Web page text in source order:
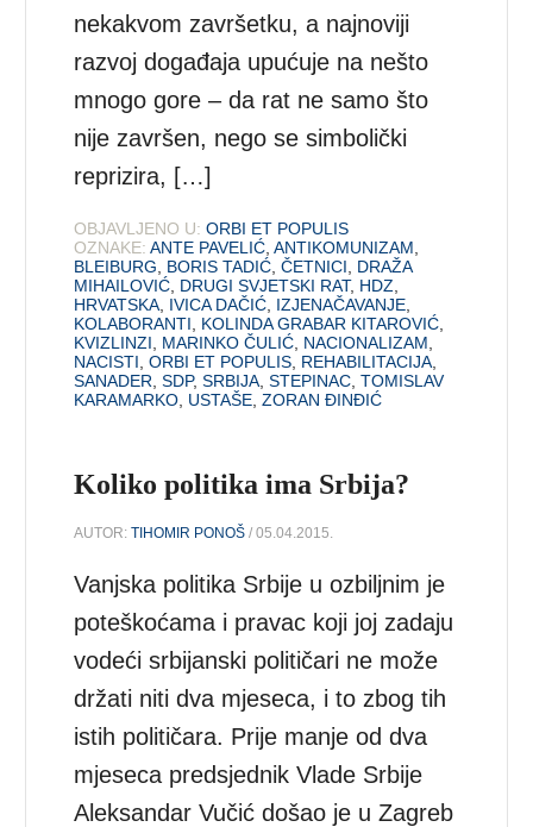
nekakvom završetku, a najnoviji
razvoj događaja upućuje na nešto
mnogo gore – da rat ne samo što
nije završen, nego se simbolički
reprizira, […]
OBJAVLJENO U: ORBI ET POPULIS
OZNAKE: ANTE PAVELIĆ ,ANTIKOMUNIZAM
BLEIBURG
BORIS TADIĆ ,ČETNICI
DRAŽA
MIHAILOVIĆ DRUGI SVJETSKI RAT, HDZ
HRVATSKA IVICA DAČIĆ IZJENAČAVANJE
KOLABORANTI
KOLINDA GRABAR KITAROVIĆ
KVIZLINZI
MARINKO ČULIĆ NACIONALIZAM
NACISTI ,ORBI ET POPULIS REHABILITACIJA
SANADER ,SDP,SRBIJA ,STEPINAC ,TOMISLAV
KARAMARKO USTAŠE ,ZORAN ĐINĐIĆ
Koliko politika ima Srbija?
AUTOR:TIHOMIR PONOŠ / 05.04.2015.
Vanjska politika Srbije u ozbiljnim je
poteškoćama i pravac koji joj zadaju
vodeći srbijanski političari ne može
držati niti dva mjeseca, i to zbog tih
istih političara. Prije manje od dva
mjeseca predsjednik Vlade Srbije
Aleksandar Vučić došao je u Zagreb